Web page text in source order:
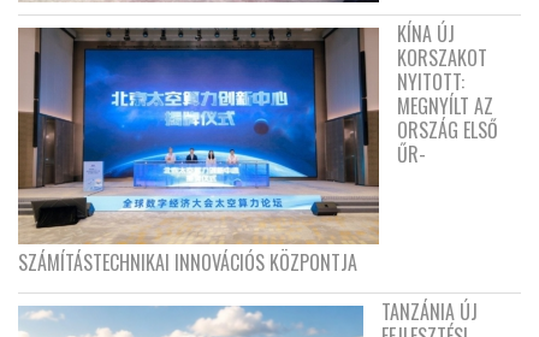
KÍNA ÚJ
KORSZAKOT
NYITOTT:
MEGNYÍLT AZ
ORSZÁG ELSŐ
ŰR-
SZÁMÍTÁSTECHNIKAI INNOVÁCIÓS KÖZPONTJA
TANZÁNIA ÚJ